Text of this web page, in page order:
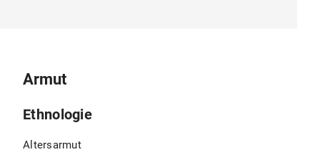
Armut
Ethnologie
Altersarmut